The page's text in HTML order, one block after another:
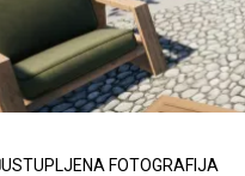
USTUPLJENA FOTOGRAFIJA